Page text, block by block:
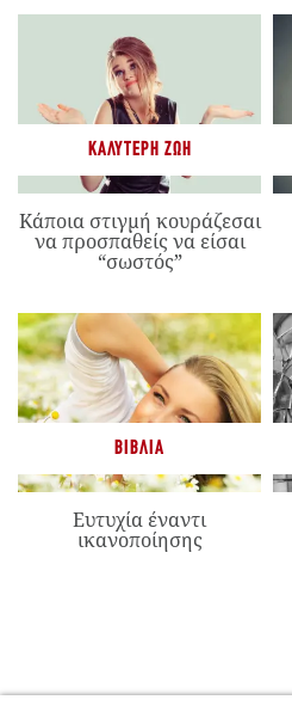
ΚΑΛΎΤΕΡΗ ΖΩΉ
Κάποια στιγμή κουράζεσαι
να προσπαθείς να είσαι
“σωστός”
ΒΙΒΛΊΑ
Ευτυχία έναντι
ικανοποίησης